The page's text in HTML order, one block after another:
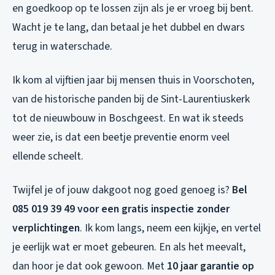
en goedkoop op te lossen zijn als je er vroeg bij bent.
Wacht je te lang, dan betaal je het dubbel en dwars
terug in waterschade.
Ik kom al vijftien jaar bij mensen thuis in Voorschoten,
van de historische panden bij de Sint-Laurentiuskerk
tot de nieuwbouw in Boschgeest. En wat ik steeds
weer zie, is dat een beetje preventie enorm veel
ellende scheelt.
Twijfel je of jouw dakgoot nog goed genoeg is? Bel
085 019 39 49 voor een gratis inspectie zonder
verplichtingen. Ik kom langs, neem een kijkje, en vertel
je eerlijk wat er moet gebeuren. En als het meevalt,
dan hoor je dat ook gewoon. Met 10 jaar garantie op